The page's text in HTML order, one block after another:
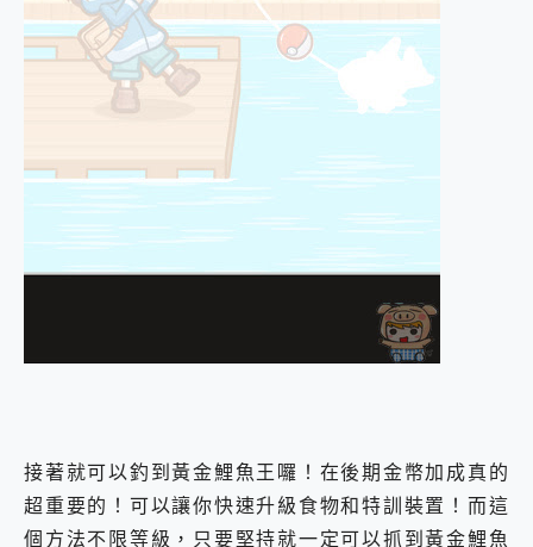
接著就可以釣到黃金鯉魚王囉！在後期金幣加成真的
超重要的！可以讓你快速升級食物和特訓裝置！而這
個方法不限等級，只要堅持就一定可以抓到黃金鯉魚